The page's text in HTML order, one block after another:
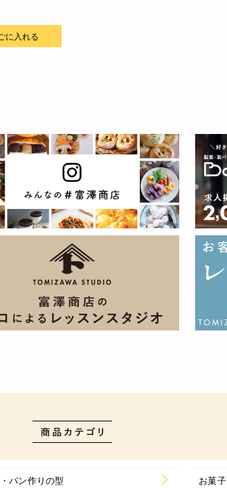
に入れる
パン作りの型
お菓